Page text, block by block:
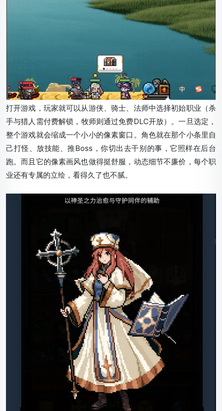
打开游戏，玩家就可以从游侠、骑士、法师中选择初始职业（杀
手与猎人需付费解锁，牧师则通过免费DLC开放）。一旦选定，
整个游戏就会缩成一个小小的像素窗口。角色就在那个小条里自
己打怪、放技能、推Boss，你切出去干别的事，它照样在后台
跑。而且它的像素画风也做得挺舒服，动态细节不廉价，每个职
业还有专属的立绘，看得久了也不腻。